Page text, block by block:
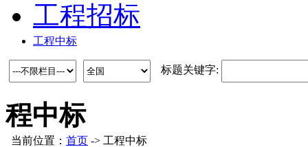
工程招标
工程中标
标题关键字:
程中标
当前位置： 首页 -> 工程中标